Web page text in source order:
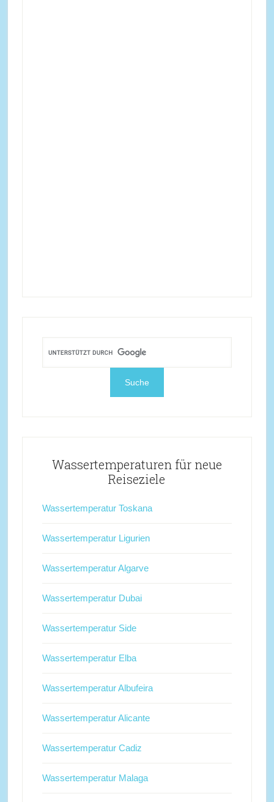
Wassertemperaturen für neue
Reiseziele
Wassertemperatur Toskana
Wassertemperatur Ligurien
Wassertemperatur Algarve
Wassertemperatur Dubai
Wassertemperatur Side
Wassertemperatur Elba
Wassertemperatur Albufeira
Wassertemperatur Alicante
Wassertemperatur Cadiz
Wassertemperatur Malaga